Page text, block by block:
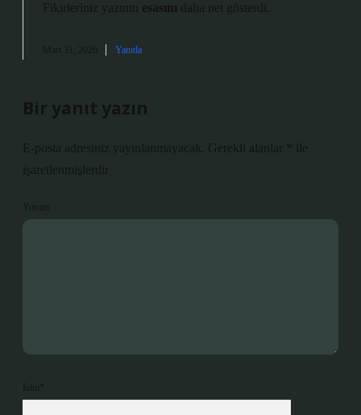
Fikirleriniz yazının esasını daha net gösterdi.
Mart 31, 2026 Yanıtla
Bir yanıt yazın
E-posta adresiniz yayınlanmayacak. Gerekli alanlar
ile
işaretlenmişlerdir
Yorum
İsim*